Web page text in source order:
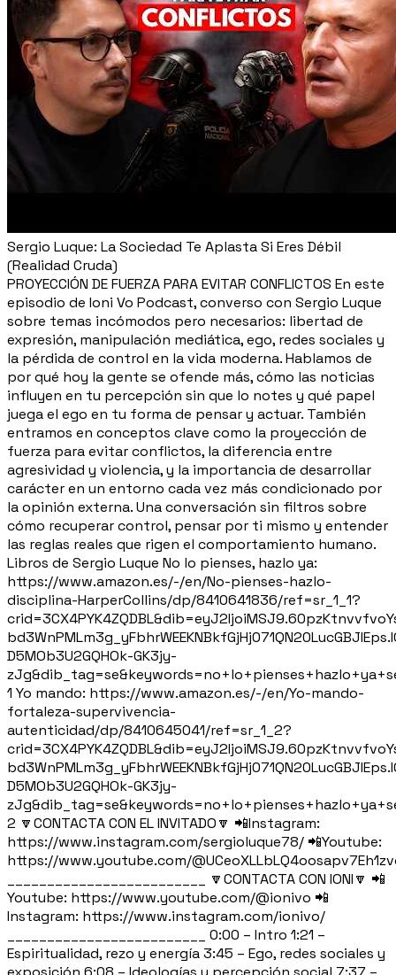
Sergio Luque: La Sociedad Te Aplasta Si Eres Débil
(Realidad Cruda)
PROYECCIÓN DE FUERZA PARA EVITAR CONFLICTOS En este
episodio de Ioni Vo Podcast, converso con Sergio Luque
sobre temas incómodos pero necesarios: libertad de
expresión, manipulación mediática, ego, redes sociales y
la pérdida de control en la vida moderna. Hablamos de
por qué hoy la gente se ofende más, cómo las noticias
influyen en tu percepción sin que lo notes y qué papel
juega el ego en tu forma de pensar y actuar. También
entramos en conceptos clave como la proyección de
fuerza para evitar conflictos, la diferencia entre
agresividad y violencia, y la importancia de desarrollar
carácter en un entorno cada vez más condicionado por
la opinión externa. Una conversación sin filtros sobre
cómo recuperar control, pensar por ti mismo y entender
las reglas reales que rigen el comportamiento humano.
Libros de Sergio Luque No lo pienses, hazlo ya:
https://www.amazon.es/-/en/No-pienses-hazlo-
disciplina-HarperCollins/dp/8410641836/ref=sr_1_1?
D5MOb3U2GQHOk-GK3jy-
1 Yo mando: https://www.amazon.es/-/en/Yo-mando-
fortaleza-supervivencia-
autenticidad/dp/8410645041/ref=sr_1_2?
D5MOb3U2GQHOk-GK3jy-
2 🔽CONTACTA CON EL INVITADO🔽 📲Instagram:
https://www.instagram.com/sergioluque78/ 📲Youtube:
https://www.youtube.com/
_________________________ 🔽CONTACTA CON IONI🔽 📲
Youtube: https://www.youtube.com/@ionivo 📲
Instagram: https://www.instagram.com/ionivo/
_________________________ 0:00 – Intro 1:21 –
Espiritualidad, rezo y energía 3:45 – Ego, redes sociales y